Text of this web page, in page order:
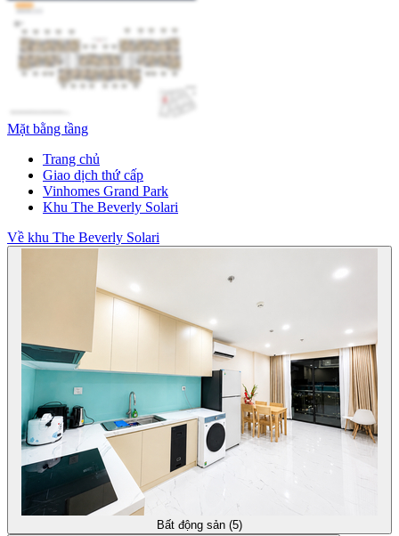
Mặt bằng tầng
Trang chủ
Giao dịch thứ cấp
Vinhomes Grand Park
Khu The Beverly Solari
Về khu The Beverly Solari
Bất động sản (5)